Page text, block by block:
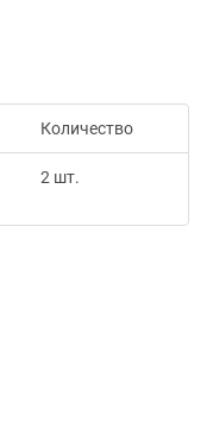
Количество
2 шт.